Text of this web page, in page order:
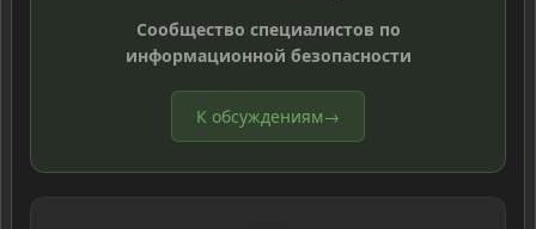
Сообщество специалистов по
информационной безопасности
К обсуждениям→